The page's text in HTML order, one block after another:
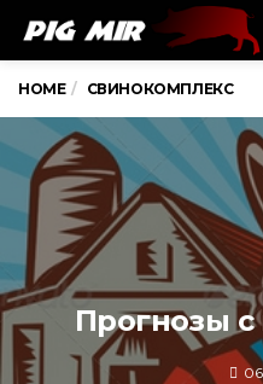
HOME СВИНОКОМПЛЕКС
Прогнозы